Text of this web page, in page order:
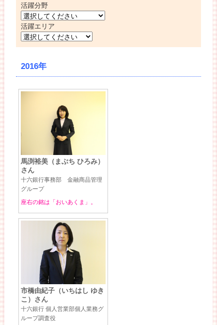
活躍分野
活躍エリア
2016年
馬渕裕美（まぶち ひろみ）
さん
十六銀行事務部 金融商品管理
グループ
座右の銘は「おいあくま」。
市橋由紀子（いちはし ゆき
こ）さん
十六銀行 個人営業部個人業務グ
ループ調査役